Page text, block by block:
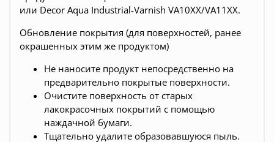
или Decor Aqua Industrial-Varnish VA10XX/VA11XX.
Обновление покрытия (для поверхностей, ранее
окрашенных этим же продуктом)
Не наносите продукт непосредственно на
предварительно покрытые поверхности.
Очистите поверхность от старых
лакокрасочных покрытий с помощью
наждачной бумаги.
Тщательно удалите образовавшуюся пыль.